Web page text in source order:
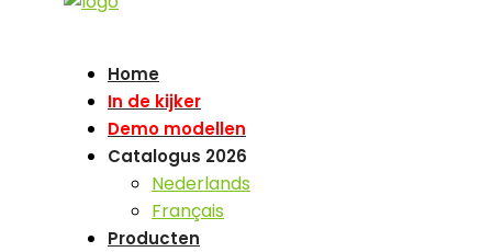
Home
In de kijker
Demo modellen
Catalogus 2026
Nederlands
Français
Producten